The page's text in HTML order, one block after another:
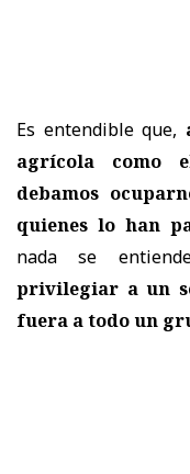
Es entendible que,
agrícola como
debamos
quienes lo han
nada se
privilegiar a un
fuera a todo un